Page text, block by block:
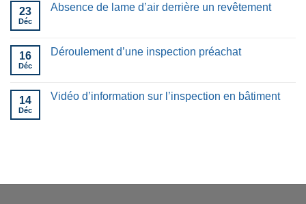
23
Déc
Absence de lame d’air derrière un revêtement
16
Déc
Déroulement d’une inspection préachat
14
Déc
Vidéo d’information sur l’inspection en bâtiment